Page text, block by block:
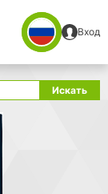
Вход
Искать